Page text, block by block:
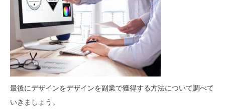
最後にデザインをデザインを副業で獲得する方法について調べて
いきましょう。